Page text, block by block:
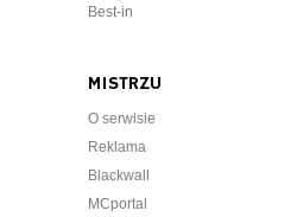
Best-in
MISTRZU
O serwisie
Reklama
Blackwall
MCportal